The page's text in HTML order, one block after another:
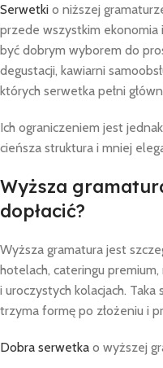
Serwetki o niższej
przede wszystkim ekonomia
być dobrym wyborem do
degustacji, kawiarni
których serwetka pełni
Ich ograniczeniem jest
cieńsza struktura i mniej
Wyższa
dopłacić?
Wyższa gramatura jest
hotelach, cateringu
i uroczystych kolacjach.
trzyma formę po złożeniu i
Dobra serwetka o wyższej